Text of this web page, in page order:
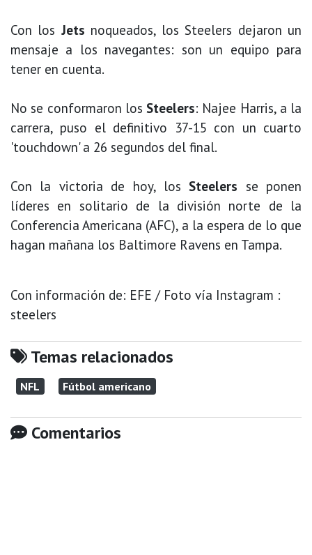
Con los Jets noqueados, los Steelers dejaron un
mensaje a los navegantes: son un equipo para
tener en cuenta.
No se conformaron los Steelers: Najee Harris, a la
carrera, puso el definitivo 37-15 con un cuarto
'touchdown' a 26 segundos del final.
Con la victoria de hoy, los Steelers se ponen
líderes en solitario de la división norte de la
Conferencia Americana (AFC), a la espera de lo que
hagan mañana los Baltimore Ravens en Tampa.
Con información de: EFE / Foto vía Instagram :
steelers
Temas relacionados
NFL Fútbol americano
Comentarios